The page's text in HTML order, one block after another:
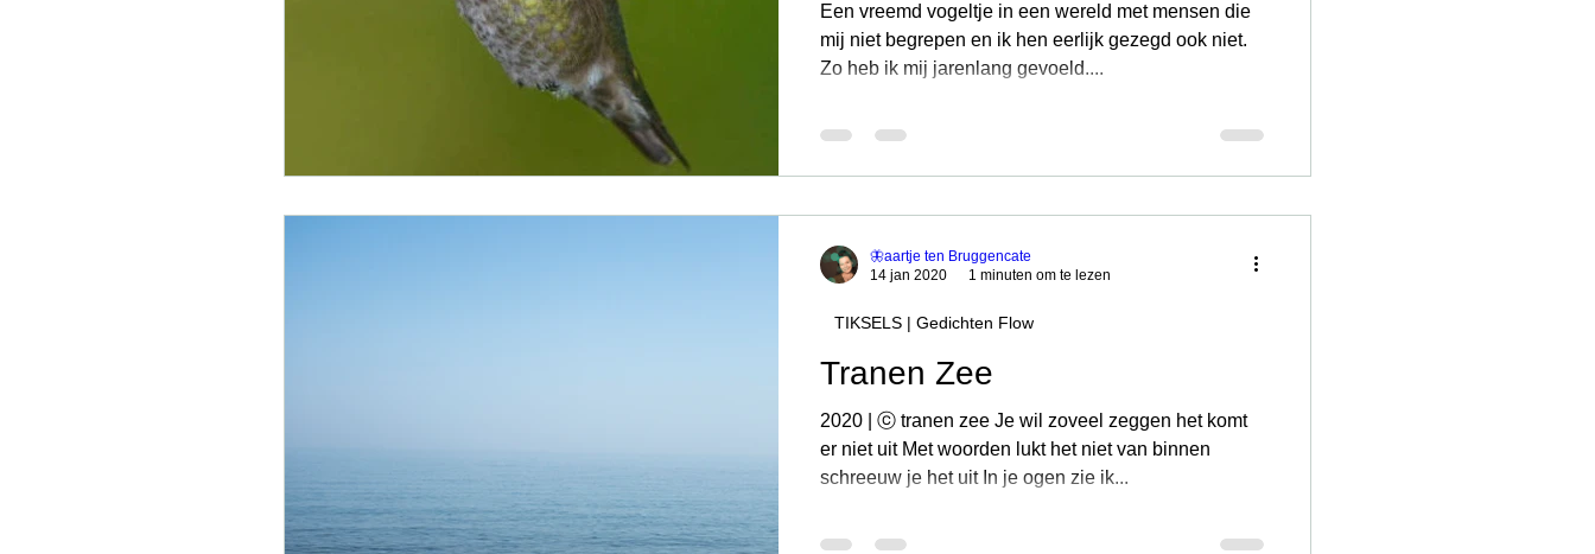
Een vreemd vogeltje in een wereld met mensen die
mij niet begrepen en ik hen eerlijk gezegd ook niet.
Zo heb ik mij jarenlang gevoeld....
Tranen Zee
2020 | ⓒ tranen zee Je wil zoveel zeggen het komt
er niet uit Met woorden lukt het niet van binnen
schreeuw je het uit In je ogen zie ik...
TIKSELS | Gedichten Flow
🦋aartje ten Bruggencate
14 jan 2020
1 minuten om te lezen